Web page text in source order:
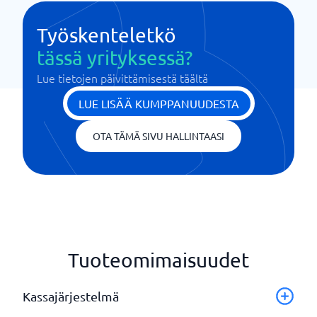
Työskenteletkö
tässä yrityksessä?
Lue tietojen päivittämisestä täältä
LUE LISÄÄ KUMPPANUUDESTA
OTA TÄMÄ SIVU HALLINTAASI
Tuoteomimaisuudet
Kassajärjestelmä